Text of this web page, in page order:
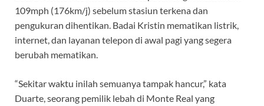
109mph (176km/j) sebelum stasiun terkena dan
pengukuran dihentikan. Badai Kristin mematikan listrik,
internet, dan layanan telepon di awal pagi yang segera
berubah mematikan.
“Sekitar waktu inilah semuanya tampak hancur,” kata
Duarte, seorang pemilik lebah di Monte Real yang